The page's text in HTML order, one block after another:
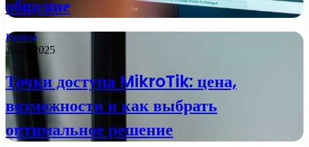
общение
Разное
26.12.2025
Точки доступа MikroTik: цена,
возможности и как выбрать
оптимальное решение